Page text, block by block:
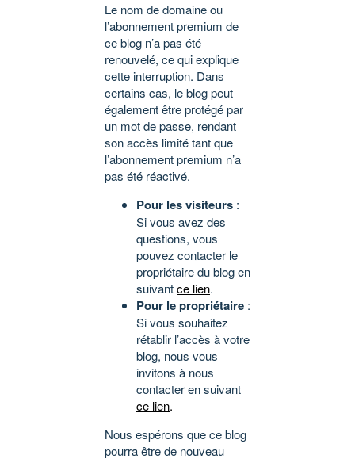
Le nom de domaine ou
l’abonnement premium de
ce blog n’a pas été
renouvelé, ce qui explique
cette interruption. Dans
certains cas, le blog peut
également être protégé par
un mot de passe, rendant
son accès limité tant que
l’abonnement premium n’a
pas été réactivé.
Pour les visiteurs :
Si vous avez des
questions, vous
pouvez contacter le
propriétaire du blog en
suivantce lien.
Pour le propriétaire :
Si vous souhaitez
rétablir l’accès à votre
blog, nous vous
invitons à nous
contacter en suivant
ce lien.
Nous espérons que ce blog
pourra être de nouveau